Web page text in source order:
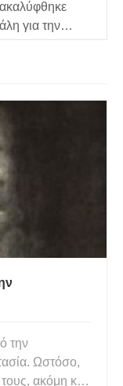
για την
την
Ωστόσο,
ακόμη και,